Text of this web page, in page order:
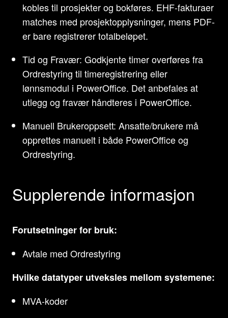
kobles til prosjekter og bokføres. EHF-fakturaer
matches med prosjektopplysninger, mens PDF-
er bare registrerer totalbeløpet.
Tid og Fravær: Godkjente timer overføres fra
Ordrestyring til timeregistrering eller
lønnsmodul i PowerOffice. Det anbefales at
utlegg og fravær håndteres i PowerOffice.
Manuell Brukeroppsett: Ansatte/brukere må
opprettes manuelt i både PowerOffice og
Ordrestyring.
Supplerende informasjon
Forutsetninger for bruk:
Avtale med Ordrestyring
Hvilke datatyper utveksles mellom systemene:
MVA-koder